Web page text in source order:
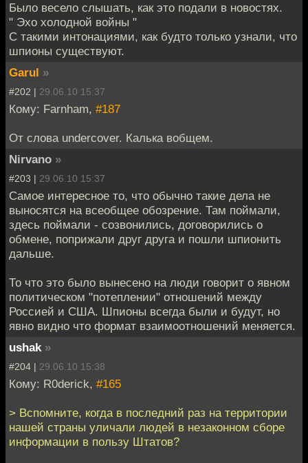
Было весело слышать, как это подали в новостях.
" Эхо холодной войны "
С такими интонациями, как будто только узнали, что
шпионы существуют.
Garul »
#202 | 29.06.10 15:37
Кому: Farnham, #187
От слова undercover. Калька вобщем.
Nirvano »
#203 | 29.06.10 15:37
Самое интересное то, что обычно такие дела не
выносятся на всеобщее обозрение. Там поймали,
здесь поймали - созвонились, договорились о
обмене, поприжали друг друга и пошли шпионить
дальше.
То что это было вынесено на люди говорит о явном
политическом "потеплении" отношений между
Россией и США. Шпионы всегда были и будут, но
явно видно что формат взаимоотношений меняется.
ushak »
#204 | 29.06.10 15:38
Кому: R0derick, #165
> Вспомните, когда в последний раз на территории
нашей страны уличали людей в незаконном сборе
информации в пользу Штатов?